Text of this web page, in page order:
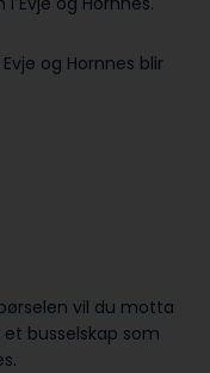
og Hornnes blir
vil du motta
busselskap som